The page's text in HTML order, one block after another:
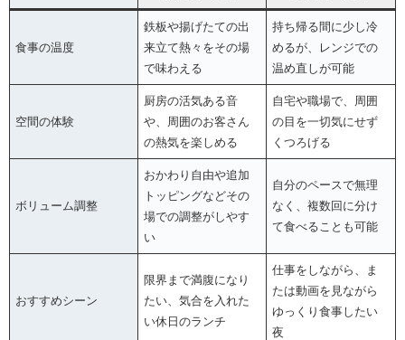
食事の温度
鉄板や揚げたての出
来立て熱々をその場
で味わえる
持ち帰る間に少し冷
めるが、レンジでの
温め直しが可能
空間の体験
厨房の活気ある音
や、周囲のお客さん
の熱気を楽しめる
自宅や職場で、周囲
の目を一切気にせず
くつろげる
ボリューム調整
おかわり自由や追加
トッピングなどその
場での調整がしやす
い
自分のペースで無理
なく、複数回に分け
て食べることも可能
おすすめシーン
限界まで満腹になり
たい、気合を入れた
い休日のランチ
仕事をしながら、ま
たは動画を見ながら
ゆっくり食事したい
夜